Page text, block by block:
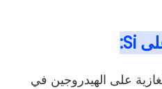
على الهيدروجين في